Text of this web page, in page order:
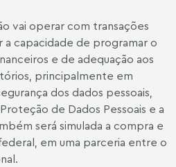
vai operar com transações
a capacidade de programar o
e de adequação aos
principalmente em
dos dados pessoais,
de Dados Pessoais e a
será simulada a compra e
em uma parceria entre o